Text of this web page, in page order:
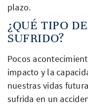
plazo.
¿QUÉ TIPO
SUFRIDO?
Pocos
impacto y la
nuestras vidas
sufrida en un